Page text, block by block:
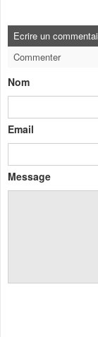
Ecrire un
Commenter
Nom
Email
Message